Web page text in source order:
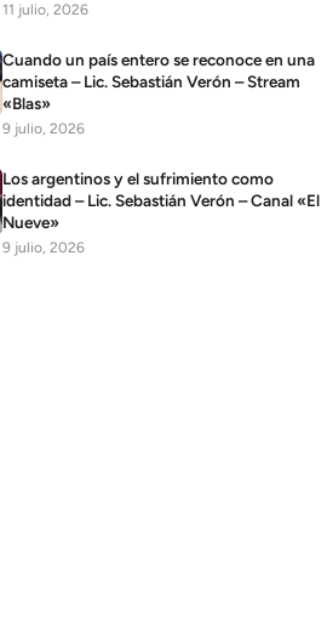
11 julio, 2026
Cuando un país entero se reconoce en una
camiseta – Lic. Sebastián Verón – Stream
«Blas»
9 julio, 2026
Los argentinos y el sufrimiento como
identidad – Lic. Sebastián Verón – Canal «El
Nueve»
9 julio, 2026